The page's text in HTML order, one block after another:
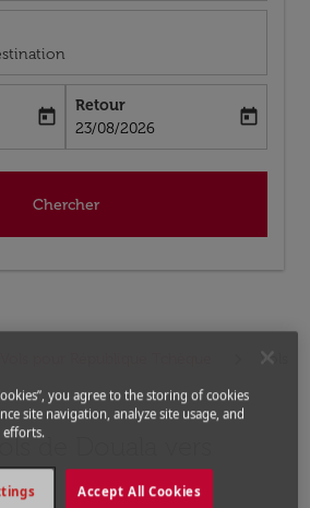
date-aria-label
today
Retour
fc-booking-return-date-aria-label
23/08/2026
today
Chercher
Vols
de Douala vers
pour les options populaires
you agree to the storing of cookies
site navigation, analyze site usage, and
efforts.
Accept All Cookies